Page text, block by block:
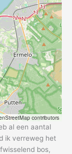
contributors
al een aantal
ik verreweg het
bos,